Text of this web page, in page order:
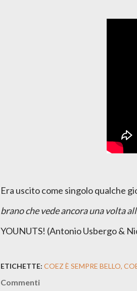
Era uscito come singolo qualche
brano che vede ancora una volta
YOUNUTS! (Antonio Usbergo &
ETICHETTE: COEZ È SEMPRE BELLO
Commenti